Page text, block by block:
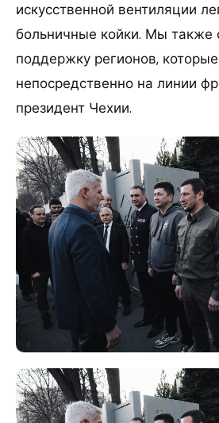
искусственной вентиляции
больничные койки. Мы также
поддержку регионов,
непосредственно на линии
президент Чехии.